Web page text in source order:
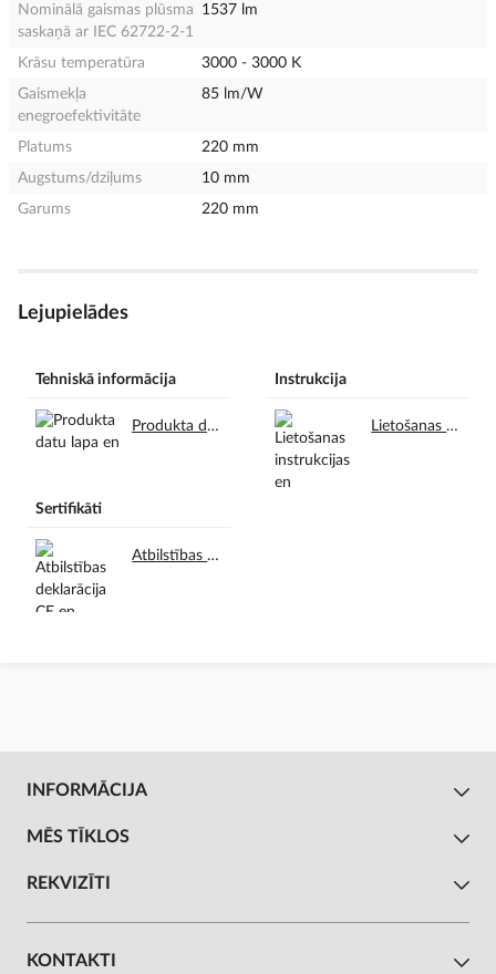
Nominālā gaismas plūsma
saskaņā ar IEC 62722-2-1
1537 lm
Krāsu temperatūra
3000 - 3000 K
Gaismekļa
enegroefektivitāte
85 lm/W
Platums
220 mm
Augstums/dziļums
10 mm
Garums
220 mm
Lejupielādes
Tehniskā informācija
Produkta datu lapa en.pdf
Instrukcija
Lietošanas instrukcijas en.pdf
Sertifikāti
Atbilstības deklarācija CE en.pdf
INFORMĀCIJA
MĒS TĪKLOS
REKVIZĪTI
KONTAKTI